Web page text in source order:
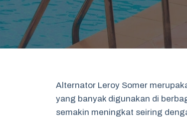
Alternator Leroy Somer
yang banyak digunakan di
semakin meningkat seiring